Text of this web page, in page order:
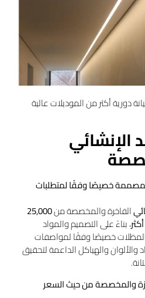
دورية أكثر من الموديلات عالية
الإنشائي
خصيصًا وفقًا لمتطلبات
الفاخرة والمخصصة من25,000
، بناءً على التصميم والمواد
خصيصًا وفقًا لمواصفات
والألوان والهياكل الداعمة لتحقيق
والمخصصة من حيث السعر